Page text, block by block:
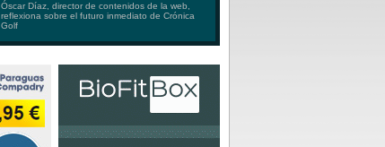
Óscar Díaz, director de contenidos de la web,
reflexiona sobre el futuro inmediato de Crónica
Golf